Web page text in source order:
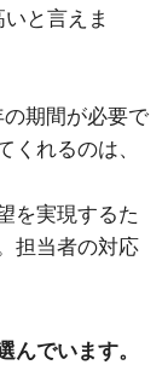
と言えま
期間が必要で
くれるのは、
を実現するた
担当者の対応
んでいます。